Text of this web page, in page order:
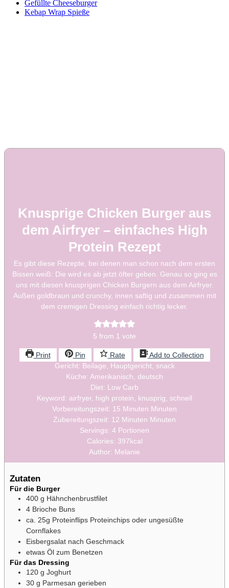
Gefüllte Cheeseburger
Kebap Wrap Spieße
Knusprige Chicken Burger aus
dem Airfryer – einfaches High
Protein Rezept
Es gibt diese Rezepte, bei denen man schon nach dem ersten
Bissen weiß: Die wird es ab jetzt öfter geben. Genau so ging es
uns mit diesen knusprigen Chicken Burgern aus dem Airfryer.
Außen goldbraun und crunchy, innen saftig und zusammen mit
dem cremigen Dressing einfach richtig lecker.
5 from 1 vote
Print Pin Rate
Add to Collection
Gericht: Beilage, Hauptgericht, snack
Küche: Amerikanisch, deutsch
Diet: Low Carb
Keyword: airfryer, high protein, knusprig, schnell
Vorbereitungszeit: 15 Minuten Minuten
Zubereitungszeit: 12 Minuten Minuten
Servings: 4 Portionen
Calories: 397kcal
Author: Melanie
Zutaten
Für die Burger
400 g Hähnchenbrustfilet
4 Brioche Buns
ca. 25g Proteinflips Proteinchips oder ungesüßte
Cornflakes
Eisbergsalat nach Geschmack
etwas Öl zum Benetzen
Für das Dressing
120 g Joghurt
30 g Parmesan gerieben